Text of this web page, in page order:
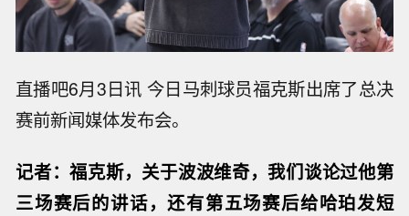
直播吧6月3日讯 今日马刺球员福克斯出席了总决
赛前新闻媒体发布会。
记者：福克斯，关于波波维奇，我们谈论过他第
三场赛后的讲话，还有第五场赛后给哈珀发短